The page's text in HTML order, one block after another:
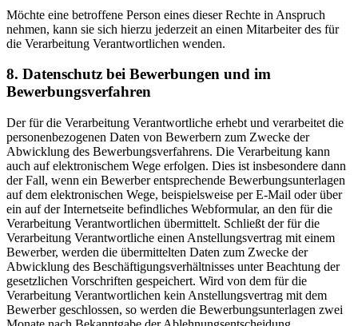
Möchte eine betroffene Person eines dieser Rechte in Anspruch
nehmen, kann sie sich hierzu jederzeit an einen Mitarbeiter des für
die Verarbeitung Verantwortlichen wenden.
8. Datenschutz bei Bewerbungen und im
Bewerbungsverfahren
Der für die Verarbeitung Verantwortliche erhebt und verarbeitet die
personenbezogenen Daten von Bewerbern zum Zwecke der
Abwicklung des Bewerbungsverfahrens. Die Verarbeitung kann
auch auf elektronischem Wege erfolgen. Dies ist insbesondere dann
der Fall, wenn ein Bewerber entsprechende Bewerbungsunterlagen
auf dem elektronischen Wege, beispielsweise per E-Mail oder über
ein auf der Internetseite befindliches Webformular, an den für die
Verarbeitung Verantwortlichen übermittelt. Schließt der für die
Verarbeitung Verantwortliche einen Anstellungsvertrag mit einem
Bewerber, werden die übermittelten Daten zum Zwecke der
Abwicklung des Beschäftigungsverhältnisses unter Beachtung der
gesetzlichen Vorschriften gespeichert. Wird von dem für die
Verarbeitung Verantwortlichen kein Anstellungsvertrag mit dem
Bewerber geschlossen, so werden die Bewerbungsunterlagen zwei